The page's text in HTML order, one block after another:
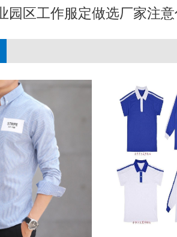
园区工作服定做选厂家注